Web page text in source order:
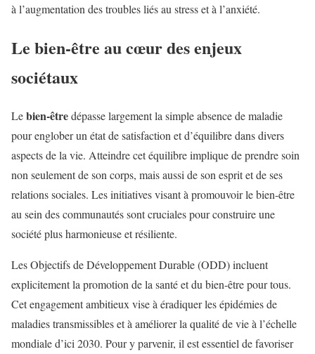
à l’augmentation des troubles liés au stress et à l’anxiété.
Le bien-être au cœur des enjeux
sociétaux
Lebien-êtredépasse largement la simple absence de maladie
pour englober un état de satisfaction et d’équilibre dans divers
aspects de la vie. Atteindre cet équilibre implique de prendre soin
non seulement de son corps, mais aussi de son esprit et de ses
relations sociales. Les initiatives visant à promouvoir le bien-être
au sein des communautés sont cruciales pour construire une
société plus harmonieuse et résiliente.
Les Objectifs de Développement Durable (ODD) incluent
explicitement la promotion de la santé et du bien-être pour tous.
Cet engagement ambitieux vise à éradiquer les épidémies de
maladies transmissibles et à améliorer la qualité de vie à l’échelle
mondiale d’ici 2030. Pour y parvenir, il est essentiel de favoriser